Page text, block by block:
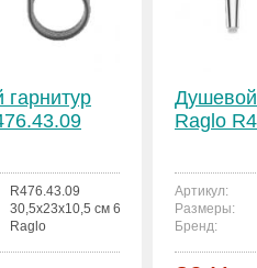
R476.43.09
30,5x23x10,5 см 6936763300634
Raglo
Душевой
Raglo
Артикул:
Размеры:
Бренд: